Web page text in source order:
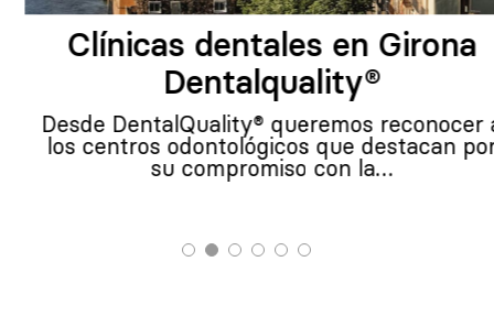
Clínicas dentales en Girona
Dentalquality®
Desde DentalQuality® queremos reconocer a
los centros odontológicos que destacan por
su compromiso con la…